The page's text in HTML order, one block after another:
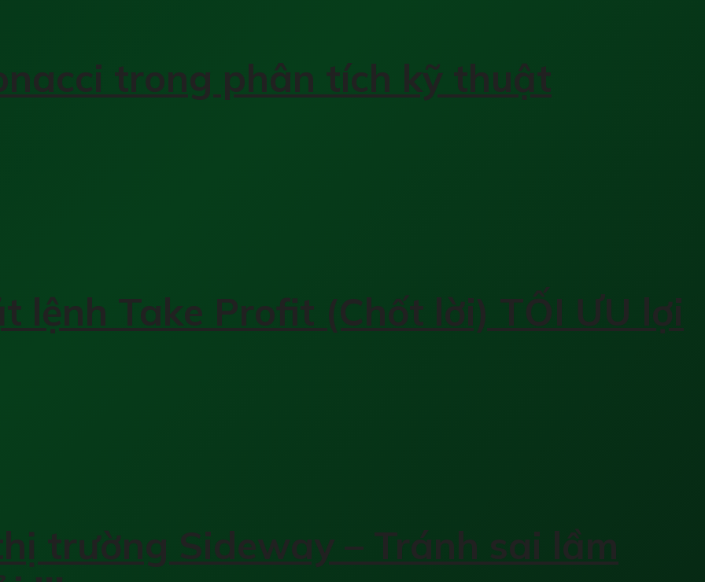
trong phân tích kỹ thuật
lệnh Take Profit (Chốt lời) TỐI ƯU lợi
trường Sideway – Tránh sai lầm